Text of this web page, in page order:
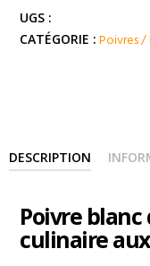
de
KAMPOT
UGS :
CATÉGORIE : Poivres /
DESCRIPTION
Poivre
culinaire